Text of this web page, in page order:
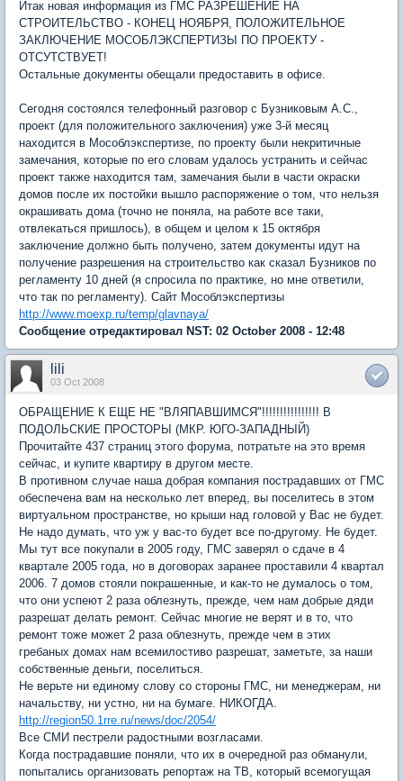
Итак новая информация из ГМС РАЗРЕШЕНИЕ НА
СТРОИТЕЛЬСТВО - КОНЕЦ НОЯБРЯ, ПОЛОЖИТЕЛЬНОЕ
ЗАКЛЮЧЕНИЕ МОСОБЛЭКСПЕРТИЗЫ ПО ПРОЕКТУ -
ОТСУТСТВУЕТ!
Остальные документы обещали предоставить в офисе.
Сегодня состоялся телефонный разговор с Бузниковым А.С.,
проект (для положительного заключения) уже 3-й месяц
находится в Мособлэкспертизе, по проекту были некритичные
замечания, которые по его словам удалось устранить и сейчас
проект также находится там, замечания были в части окраски
домов после их постойки вышло распоряжение о том, что нельзя
окрашивать дома (точно не поняла, на работе все таки,
отвлекаться пришлось), в общем и целом к 15 октября
заключение должно быть получено, затем документы идут на
получение разрешения на строительство как сказал Бузников по
регламенту 10 дней (я спросила по практике, но мне ответили,
что так по регламенту). Сайт Мособлэкспертизы
http://www.moexp.ru/temp/glavnaya/
Сообщение отредактировал NST: 02 October 2008 - 12:48
lili
03 Oct 2008
ОБРАЩЕНИЕ К ЕЩЕ НЕ "ВЛЯПАВШИМСЯ"!!!!!!!!!!!!!!!! В
ПОДОЛЬСКИЕ ПРОСТОРЫ (МКР. ЮГО-ЗАПАДНЫЙ)
Прочитайте 437 страниц этого форума, потратьте на это время
сейчас, и купите квартиру в другом месте.
В противном случае наша добрая компания пострадавших от ГМС
обеспечена вам на несколько лет вперед, вы поселитесь в этом
виртуальном пространстве, но крыши над головой у Вас не будет.
Не надо думать, что уж у вас-то будет все по-другому. Не будет.
Мы тут все покупали в 2005 году, ГМС заверял о сдаче в 4
квартале 2005 года, но в договорах заранее проставили 4 квартал
2006. 7 домов стояли покрашенные, и как-то не думалось о том,
что они успеют 2 раза облезнуть, прежде, чем нам добрые дяди
разрешат делать ремонт. Сейчас многие не верят и в то, что
ремонт тоже может 2 раза облезнуть, прежде чем в этих
гребаных домах нам всемилостиво разрешат, заметьте, за наши
собственные деньги, поселиться.
Не верьте ни единому слову со стороны ГМС, ни менеджерам, ни
начальству, ни устно, ни на бумаге. НИКОГДА.
http://region50.1rre.ru/news/doc/2054/
Все СМИ пестрели радостными возгласами.
Когда пострадавшие поняли, что их в очередной раз обманули,
попытались организовать репортаж на ТВ, который всемогущая